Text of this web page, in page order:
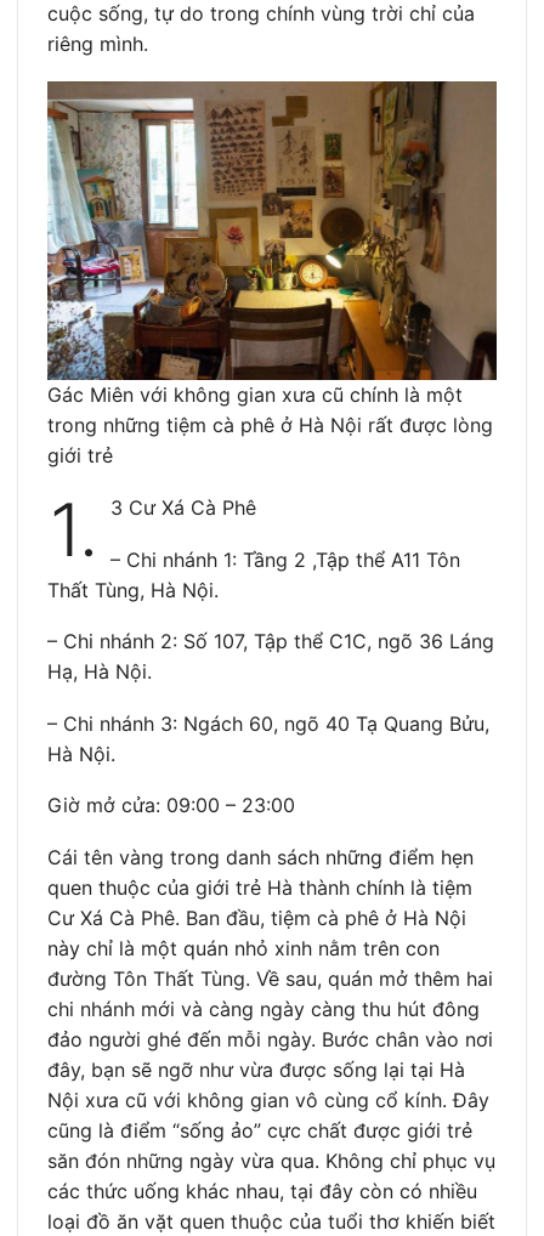
cuộc sống, tự do trong chính vùng trời chỉ của
riêng mình.
Gác Miên với không gian xưa cũ chính là một
trong những tiệm cà phê ở Hà Nội rất được lòng
giới trẻ
1. 3 Cư Xá Cà Phê
– Chi nhánh 1: Tầng 2 ,Tập thể A11 Tôn
Thất Tùng, Hà Nội.
– Chi nhánh 2: Số 107, Tập thể C1C, ngõ 36 Láng
Hạ, Hà Nội.
– Chi nhánh 3: Ngách 60, ngõ 40 Tạ Quang Bửu,
Hà Nội.
Giờ mở cửa: 09:00 – 23:00
Cái tên vàng trong danh sách những điểm hẹn
quen thuộc của giới trẻ Hà thành chính là tiệm
Cư Xá Cà Phê. Ban đầu, tiệm cà phê ở Hà Nội
này chỉ là một quán nhỏ xinh nằm trên con
đường Tôn Thất Tùng. Về sau, quán mở thêm hai
chi nhánh mới và càng ngày càng thu hút đông
đảo người ghé đến mỗi ngày. Bước chân vào nơi
đây, bạn sẽ ngỡ như vừa được sống lại tại Hà
Nội xưa cũ với không gian vô cùng cổ kính. Đây
cũng là điểm “sống ảo” cực chất được giới trẻ
săn đón những ngày vừa qua. Không chỉ phục vụ
các thức uống khác nhau, tại đây còn có nhiều
loại đồ ăn vặt quen thuộc của tuổi thơ khiến biết